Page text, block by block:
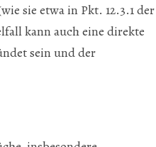
sie etwa in Pkt. 12.3.1 der
kann auch eine direkte
sein und der